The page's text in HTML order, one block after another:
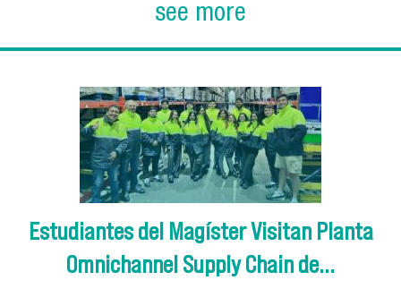
see more
Estudiantes del Magíster Visitan Planta
Omnichannel Supply Chain de...